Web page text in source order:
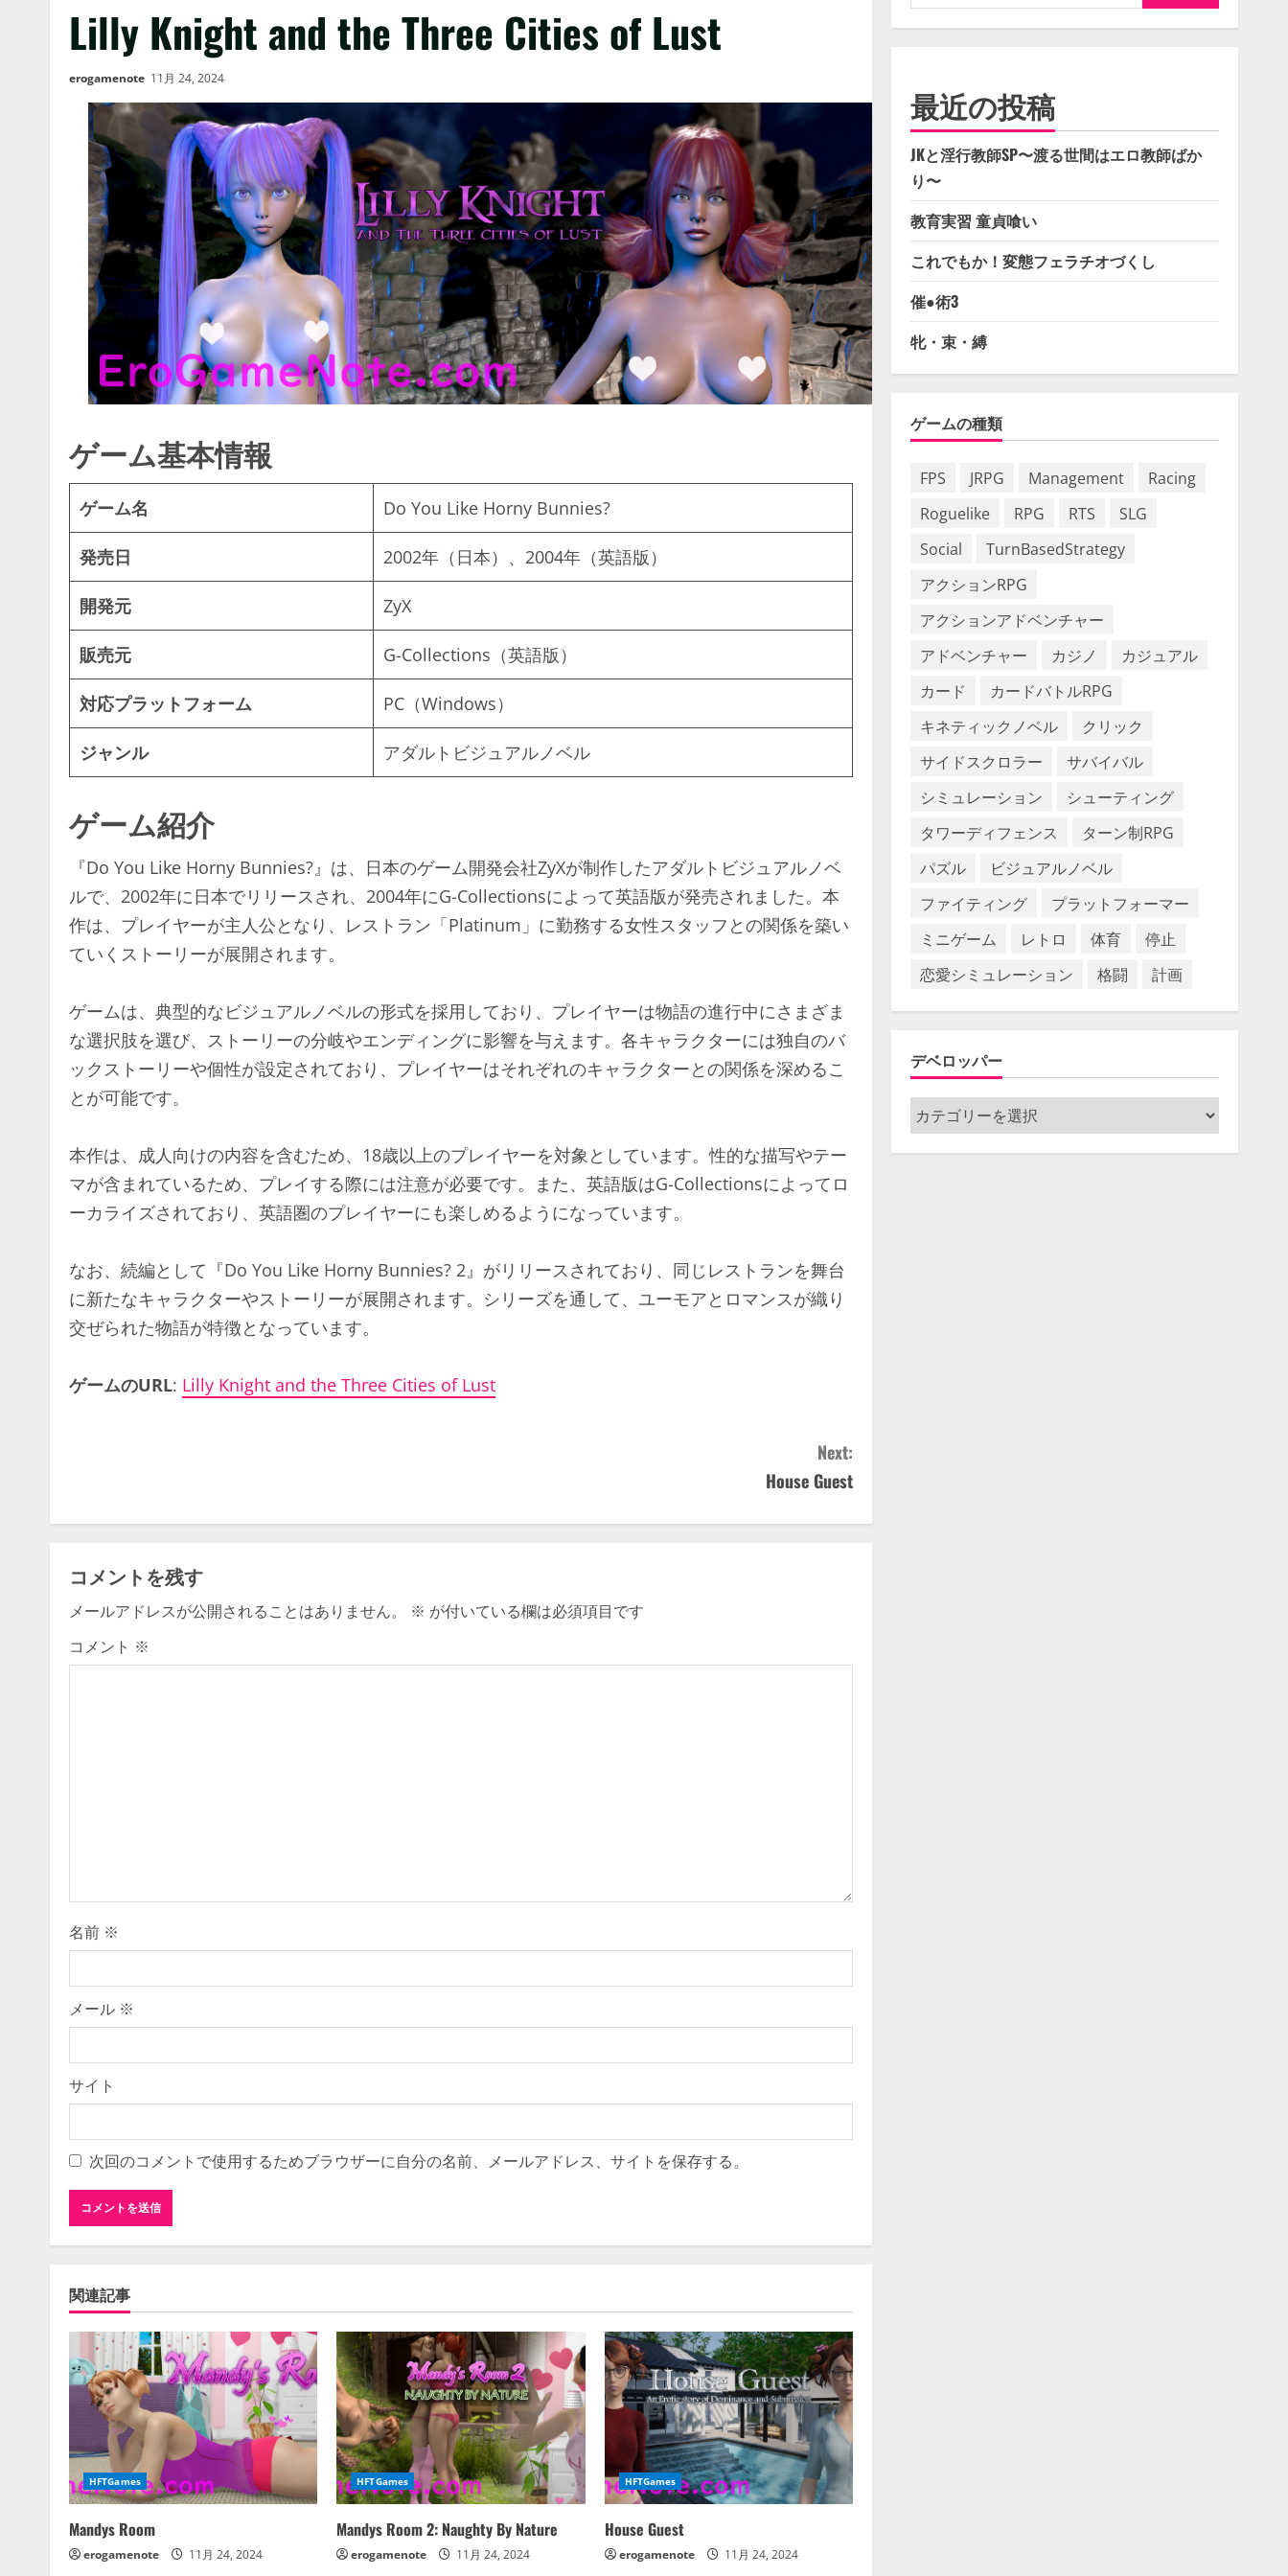
Lilly Knight and the Three Cities of Lust
erogamenote 11月 24, 2024
ゲーム基本情報
ゲーム名 Do You Like Horny Bunnies?
発売日 2002年（日本）、2004年（英語版）
開発元 ZyX
販売元 G-Collections（英語版）
対応プラットフォーム PC（Windows）
ジャンル アダルトビジュアルノベル
ゲーム紹介
『Do You Like Horny Bunnies?』は、日本のゲーム開発会社ZyXが制作したアダルトビジュアルノベ
ルで、2002年に日本でリリースされ、2004年にG-Collectionsによって英語版が発売されました。本
作は、プレイヤーが主人公となり、レストラン「Platinum」に勤務する女性スタッフとの関係を築い
ていくストーリーが展開されます。
ゲームは、典型的なビジュアルノベルの形式を採用しており、プレイヤーは物語の進行中にさまざま
な選択肢を選び、ストーリーの分岐やエンディングに影響を与えます。各キャラクターには独自のバ
ックストーリーや個性が設定されており、プレイヤーはそれぞれのキャラクターとの関係を深めるこ
とが可能です。
本作は、成人向けの内容を含むため、18歳以上のプレイヤーを対象としています。性的な描写やテー
マが含まれているため、プレイする際には注意が必要です。また、英語版はG-Collectionsによってロ
ーカライズされており、英語圏のプレイヤーにも楽しめるようになっています。
なお、続編として『Do You Like Horny Bunnies? 2』がリリースされており、同じレストランを舞台
に新たなキャラクターやストーリーが展開されます。シリーズを通して、ユーモアとロマンスが織り
交ぜられた物語が特徴となっています。
ゲームのURL: Lilly Knight and the Three Cities of Lust
n
t
i
n
d
i
n
g
Next:
House Guest
コメントを残す
メールアドレスが公開されることはありません。 ※ が付いている欄は必須項目です
コメント ※
名前 ※
メール ※
サイト
次回のコメントで使用するためブラウザーに自分の名前、メールアドレス、サイトを保存する。
関連記事
HFTGames
Mandys Room
erogamenote 11月 24, 2024
HFTGames
Mandys Room 2: Naughty By Nature
erogamenote 11月 24, 2024
HFTGames
House Guest
erogamenote 11月 24, 2024
索:
最近の投稿
JKと淫行教師SP〜渡る世間はエロ教師ばか
り〜
教育実習 童貞喰い
これでもか！変態フェラチオづくし
催●術3
牝・束・縛
ゲームの種類
FPS JRPG Management
Racing
Roguelike
RPG RTS
SLG
Social
TurnBasedStrategy
アクションRPG
アクションアドベンチャー
アドベンチャー
カジノ
カジュアル
カード
カードバトルRPG
キネティックノベル
クリック
サイドスクロラー
サバイバル
シミュレーション
シューティング
タワーディフェンス
ターン制RPG
パズル
ビジュアルノベル
ファイティング
プラットフォーマー
ミニゲーム
レトロ 体育
停止
恋愛シミュレーション
格闘 計画
デベロッパー
デ
ベ